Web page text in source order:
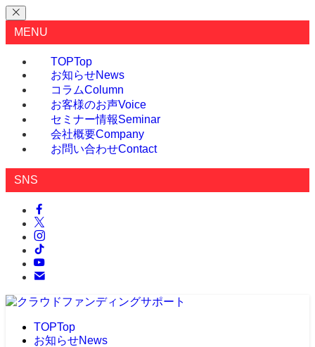
MENU
TOPTop
お知らせNews
コラムColumn
お客様のお声Voice
セミナー情報Seminar
会社概要Company
お問い合わせContact
SNS
TOPTop
お知らせNews